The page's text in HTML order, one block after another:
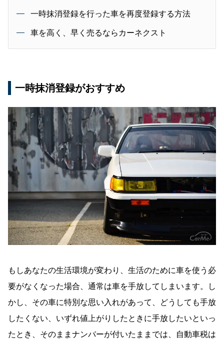
一時抹消登録を行った車を再度登録する方法
車を高く、早く売るならカーネクスト
一時抹消登録がおすすめ
もしあなたの生活環境が変わり、生活のために車を使う必
要がなくなった場合、通常は車を手放してしまいます。し
かし、その車に特別な思い入れがあって、どうしても手放
したくない、いずれ値上がりしたときに手放したいといっ
たとき、そのままナンバーが付いたままでは、自動車税は